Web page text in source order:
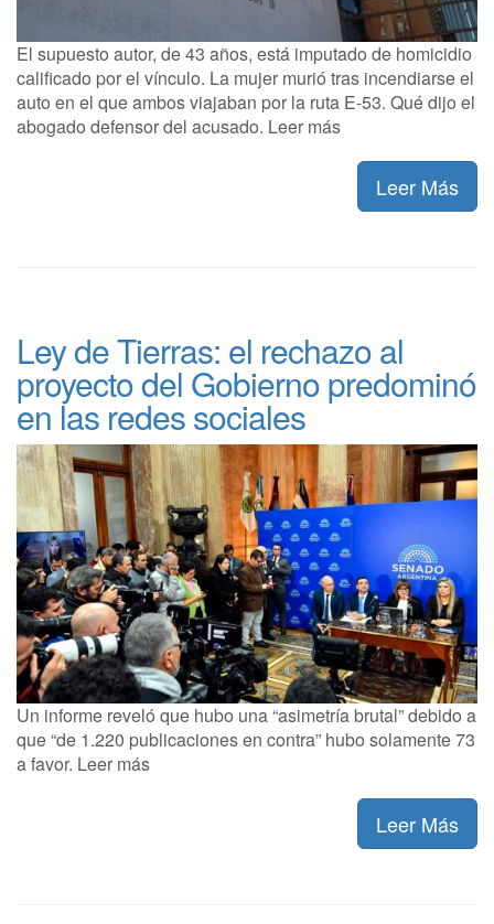
El supuesto autor, de 43 años, está imputado de homicidio
calificado por el vínculo. La mujer murió tras incendiarse el
auto en el que ambos viajaban por la ruta E-53. Qué dijo el
abogado defensor del acusado. Leer más
Leer Más
Ley de Tierras: el rechazo al
proyecto del Gobierno predominó
en las redes sociales
Un informe reveló que hubo una “asimetría brutal” debido a
que “de 1.220 publicaciones en contra” hubo solamente 73
a favor. Leer más
Leer Más